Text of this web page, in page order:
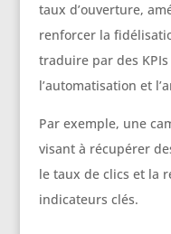
taux d’ouverture,
renforcer la
traduire par des
l’automatisation et
Par exemple, une
visant à récupérer
le taux de clics et la
indicateurs clés.